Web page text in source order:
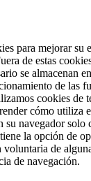
para mejorar su
de estas
se almacenan
de las
cookies de
cómo utiliza
su navegador solo
la opción de
de
de navegación.